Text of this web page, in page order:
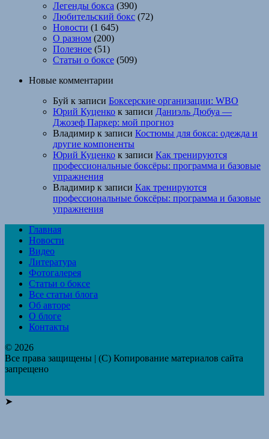
Легенды бокса (390)
Любительский бокс (72)
Новости (1 645)
О разном (200)
Полезное (51)
Статьи о боксе (509)
Новые комментарии
Буй к записи Боксерские организации: WBO
Юрий Куценко к записи Даниэль Дюбуа —
Джозеф Паркер: мой прогноз
Владимир к записи Костюмы для бокса: одежда и
другие компоненты
Юрий Куценко к записи Как тренируются
профессиональные боксёры: программа и базовые
упражнения
Владимир к записи Как тренируются
профессиональные боксёры: программа и базовые
упражнения
Главная
Новости
Видео
Литература
Фотогалерея
Статьи о боксе
Все статьи блога
Об авторе
О блоге
Контакты
© 2026
Все права защищены | (C) Копирование материалов сайта
запрещено
➤